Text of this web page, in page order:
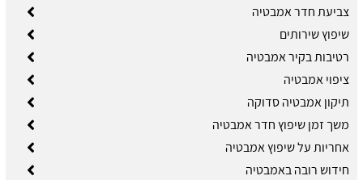
צביעת חדר אמבטיה
שיפוץ שירותים
רטיבות בקיר אמבטיה
ציפוי אמבטיה
תיקון אמבטיה סדוקה
משך זמן שיפוץ חדר אמבטיה
אחריות על שיפוץ אמבטיה
חידוש רובה באמבטיה